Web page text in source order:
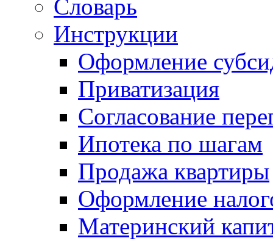
Словарь
Инструкции
Оформление
Приватизация
Согласование
Ипотека по шагам
Продажа квартиры
Оформление
Материнский